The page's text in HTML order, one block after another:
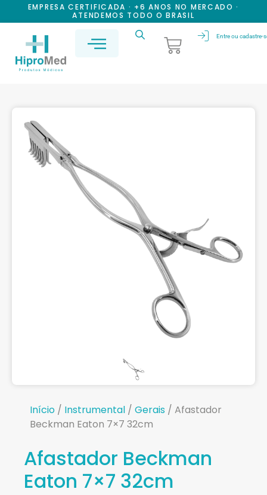
EMPRESA CERTIFICADA · +6 ANOS NO MERCADO ·
ATENDEMOS TODO O BRASIL
Entre ou cadastre-
Início / Instrumental / Gerais / Afastador
Beckman Eaton 7×7 32cm
Afastador Beckman
Eaton 7×7 32cm